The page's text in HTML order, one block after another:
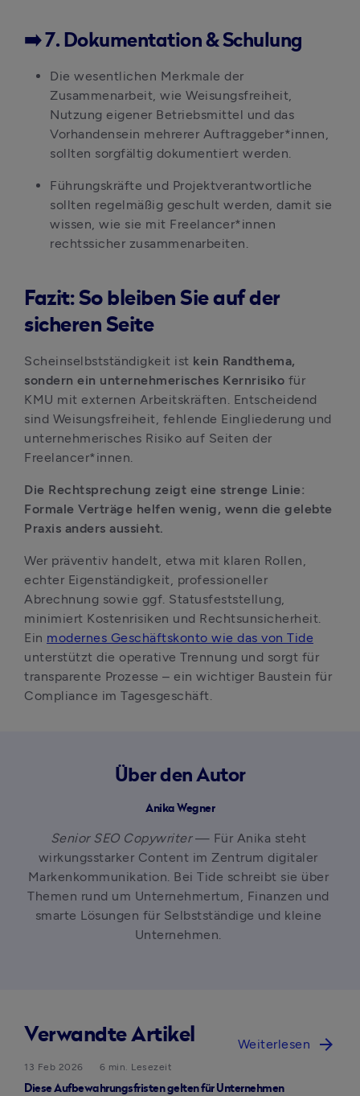
➡️ 7. Dokumentation & Schulung
Die wesentlichen Merkmale der
Zusammenarbeit, wie Weisungsfreiheit,
Nutzung eigener Betriebsmittel und das
Vorhandensein mehrerer Auftraggeber*innen,
sollten sorgfältig dokumentiert werden.
Führungskräfte und Projektverantwortliche
sollten regelmäßig geschult werden, damit sie
wissen, wie sie mit Freelancer*innen
rechtssicher zusammenarbeiten.
Fazit: So bleiben Sie auf der
sicheren Seite
Scheinselbstständigkeit ist kein Randthema,
sondern ein unternehmerisches Kernrisiko für
KMU mit externen Arbeitskräften. Entscheidend
sind Weisungsfreiheit, fehlende Eingliederung und
unternehmerisches Risiko auf Seiten der
Freelancer*innen.
Die Rechtsprechung zeigt eine strenge Linie:
Formale Verträge helfen wenig, wenn die gelebte
Praxis anders aussieht.
Wer präventiv handelt, etwa mit klaren Rollen,
echter Eigenständigkeit, professioneller
Abrechnung sowie ggf. Statusfeststellung,
minimiert Kostenrisiken und Rechtsunsicherheit.
Ein modernes Geschäftskonto wie das von Tide
unterstützt die operative Trennung und sorgt für
transparente Prozesse – ein wichtiger Baustein für
Compliance im Tagesgeschäft.
Über den Autor
Anika Wegner
Senior SEO Copywriter — Für Anika steht
wirkungsstarker Content im Zentrum digitaler
Markenkommunikation. Bei Tide schreibt sie über
Themen rund um Unternehmertum, Finanzen und
smarte Lösungen für Selbstständige und kleine
Unternehmen.
Verwandte Artikel Weiterlesen arrow_forward
13 Feb 2026
6 min. Lesezeit
Diese Aufbewahrungsfristen gelten für Unternehmen